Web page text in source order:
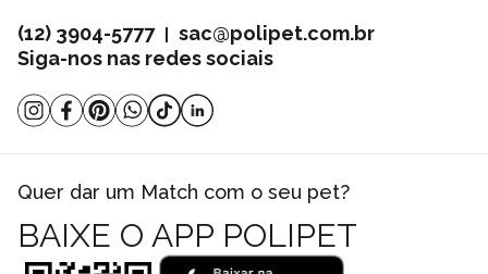
(12) 3904-5777| sac@polipet.com.br
Siga-nos nas redes sociais
Quer dar um Match com o seu pet?
BAIXE O APP POLIPET